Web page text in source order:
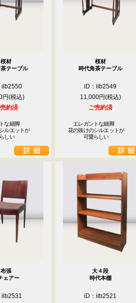
桜材
テーブル
ilb2550
円
約済
な細脚
ルエットが
い
桜材
時代角茶テーブル
iD：ilb2549
11,000円
ご売約済
エレガントな細脚
花の抜けのシルエットが
可愛らしい
布張
ェアー
ilb2531
大４段
時代本棚
iD：ilb2521